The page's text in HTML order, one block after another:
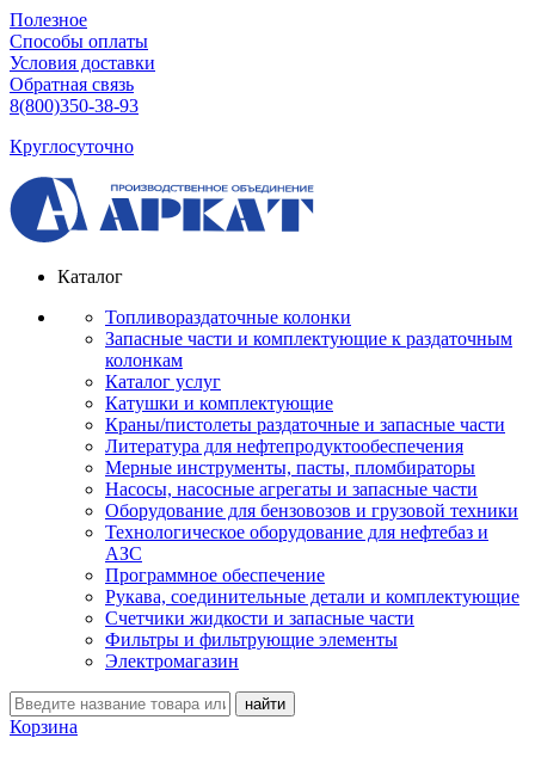
Полезное
Способы оплаты
Условия доставки
Обратная связь
8(800)350-38-93
Круглосуточно
Каталог
Топливораздаточные колонки
Запасные части и комплектующие к раздаточным
колонкам
Каталог услуг
Катушки и комплектующие
Краны/пистолеты раздаточные и запасные части
Литература для нефтепродуктообеспечения
Мерные инструменты, пасты, пломбираторы
Насосы, насосные агрегаты и запасные части
Оборудование для бензовозов и грузовой техники
Технологическое оборудование для нефтебаз и
АЗС
Программное обеспечение
Рукава, соединительные детали и комплектующие
Счетчики жидкости и запасные части
Фильтры и фильтрующие элементы
Электромагазин
Корзина